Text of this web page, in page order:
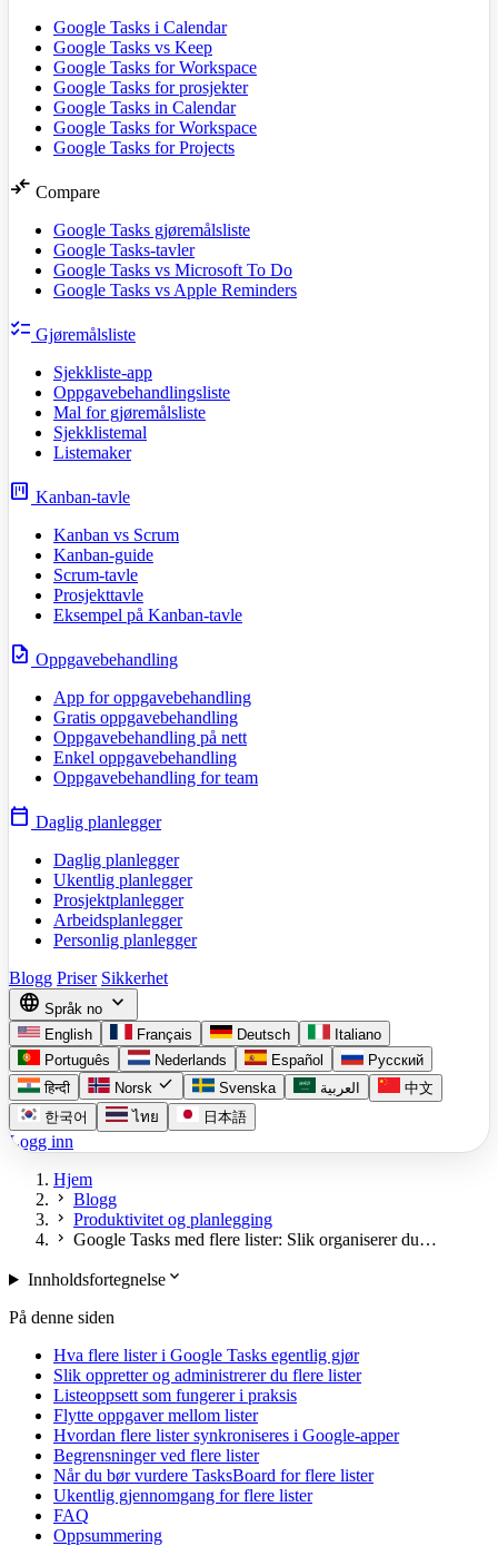
Google Tasks i Calendar
Google Tasks vs Keep
Google Tasks for Workspace
Google Tasks for prosjekter
Google Tasks in Calendar
Google Tasks for Workspace
Google Tasks for Projects
compare_arrows Compare
Google Tasks gjøremålsliste
Google Tasks-tavler
Google Tasks vs Microsoft To Do
Google Tasks vs Apple Reminders
checklist Gjøremålsliste
Sjekkliste-app
Oppgavebehandlingsliste
Mal for gjøremålsliste
Sjekklistemal
Listemaker
view_kanban Kanban-tavle
Kanban vs Scrum
Kanban-guide
Scrum-tavle
Prosjekttavle
Eksempel på Kanban-tavle
task Oppgavebehandling
App for oppgavebehandling
Gratis oppgavebehandling
Oppgavebehandling på nett
Enkel oppgavebehandling
Oppgavebehandling for team
calendar_today Daglig planlegger
Daglig planlegger
Ukentlig planlegger
Prosjektplanlegger
Arbeidsplanlegger
Personlig planlegger
Blogg Priser Sikkerhet
language Språk no expand_more
English Français Deutsch
Italiano
Português
Nederlands Español
Русский
हिन्दी
Norsk check Svenska العربية
中文
한국어
ไทย 日本語
Logg inn
Hjem
chevron_right Blogg
chevron_right Produktivitet og planlegging
chevron_right Google Tasks med flere lister: Slik organiserer du…
Innholdsfortegnelseexpand_more
På denne siden
Hva flere lister i Google Tasks egentlig gjør
Slik oppretter og administrerer du flere lister
Listeoppsett som fungerer i praksis
Flytte oppgaver mellom lister
Hvordan flere lister synkroniseres i Google-apper
Begrensninger ved flere lister
Når du bør vurdere TasksBoard for flere lister
Ukentlig gjennomgang for flere lister
FAQ
Oppsummering